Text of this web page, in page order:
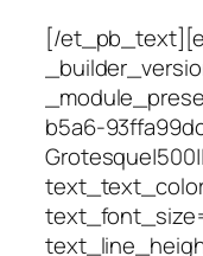
[/
b5a6-